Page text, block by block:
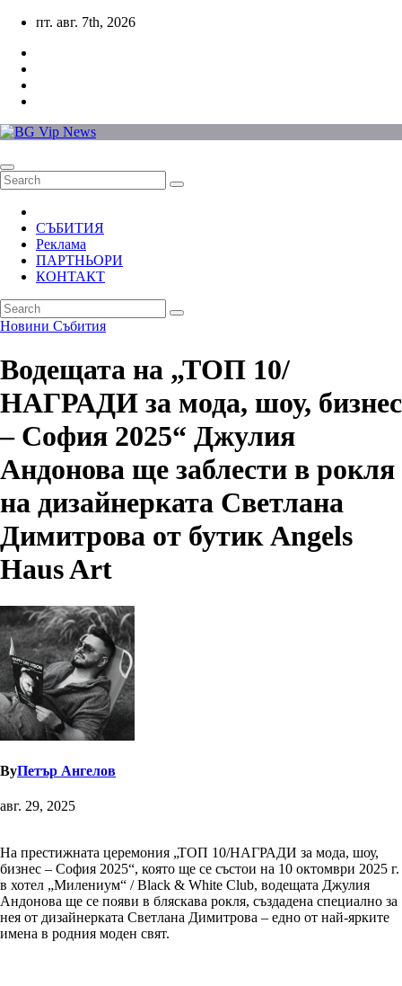
Skip
content
пт. авг. 7th, 2026
СЪБИТИЯ
Реклама
ПАРТНЬОРИ
КОНТАКТ
Новини Събития
Водещата на „ТОП 10/
НАГРАДИ за мода, шоу, бизнес
– София 2025“ Джулия
Андонова ще заблести в рокля
на дизайнерката Светлана
Димитрова от бутик Angels
Haus Art
ByПетър Ангелов
авг. 29, 2025
На престижната церемония „ТОП 10/НАГРАДИ за мода, шоу,
бизнес – София 2025“, която ще се състои на 10 октомври 2025 г.
в хотел „Милениум“ / Black & White Club, водещата Джулия
Андонова ще се появи в бляскава рокля, създадена специално за
нея от дизайнерката Светлана Димитрова – едно от най-ярките
имена в родния моден свят.